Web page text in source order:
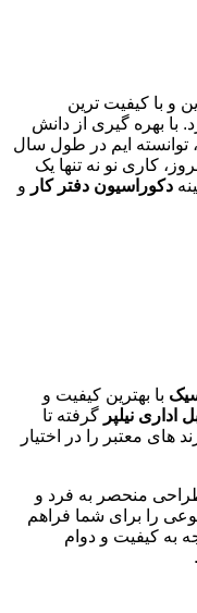
و با کیفیت ترین
با بهره گیری از دانش
ایم در طول سال
کاری نو نه تنها یک
دکوراسیون دفتر کار و
با بهترین کیفیت و
اداری نیلپر گرفته تا
های معتبر را در اختیار
منحصر به فرد و
را برای شما فراهم
به کیفیت و دوام